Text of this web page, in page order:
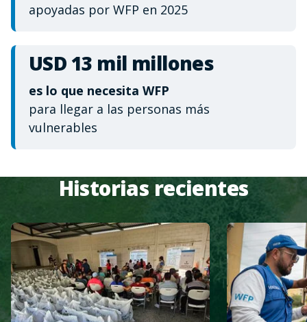
apoyadas por WFP en 2025
USD 13 mil millones
es lo que necesita WFP
para llegar a las personas más
vulnerables
Historias recientes